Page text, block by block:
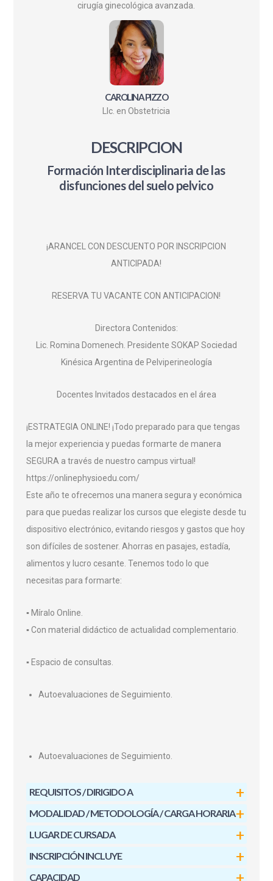
cirugía ginecológica avanzada.
CAROLINA PIZZO
LIc. en Obstetricia
DESCRIPCION
Formación Interdisciplinaria de las
disfunciones del suelo pelvico
¡ARANCEL CON DESCUENTO POR INSCRIPCION
ANTICIPADA!
RESERVA TU VACANTE CON ANTICIPACION!
Directora Contenidos:
Lic. Romina Domenech. Presidente SOKAP Sociedad
Kinésica Argentina de Pelviperineología
Docentes Invitados destacados en el área
¡ESTRATEGIA ONLINE! ¡Todo preparado para que tengas
la mejor experiencia y puedas formarte de manera
SEGURA a través de nuestro campus virtual!
https://onlinephysioedu.com/
Este año te ofrecemos una manera segura y económica
para que puedas realizar los cursos que elegiste desde tu
dispositivo electrónico, evitando riesgos y gastos que hoy
son difíciles de sostener. Ahorras en pasajes, estadía,
alimentos y lucro cesante. Tenemos todo lo que
necesitas para formarte:
▪ Míralo Online.
▪Con material didáctico de actualidad complementario.
▪ Espacio de consultas.
Autoevaluaciones de Seguimiento.
Autoevaluaciones de Seguimiento.
REQUISITOS / DIRIGIDO A
MODALIDAD / METODOLOGÍA / CARGA HORARIA
LUGAR DE CURSADA
INSCRIPCIÓN INCLUYE
CAPACIDAD